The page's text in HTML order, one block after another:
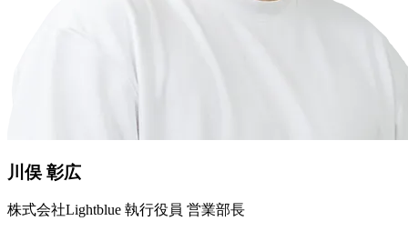
川俣 彰広
株式会社Lightblue 執行役員 営業部長